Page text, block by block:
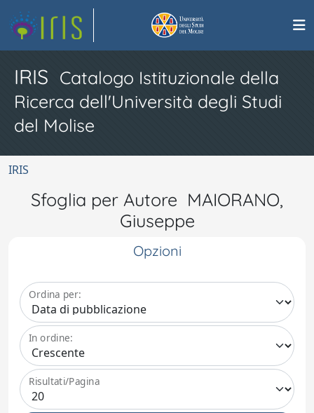
IRIS Catalogo Istituzionale della
Ricerca dell'Università degli Studi
del Molise
IRIS
Sfoglia per Autore MAIORANO,
Giuseppe
Opzioni
Ordina per:
In ordine:
Risultati/Pagina